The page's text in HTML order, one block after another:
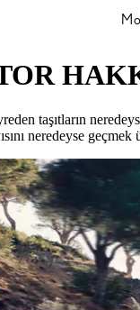
taşıtların
neredeyse geçmek